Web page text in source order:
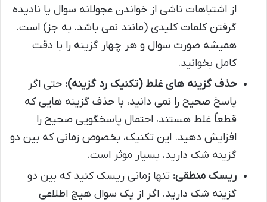
از اشتباهات ناشی از خواندن عجولانه سوال یا نادیده
گرفتن کلمات کلیدی (مانند نمی باشد، به جز) است.
همیشه صورت سوال و هر چهار گزینه را با دقت
کامل بخوانید.
حذف گزینه های غلط (تکنیک رد گزینه): حتی اگر
پاسخ صحیح را نمی دانید، با حذف گزینه هایی که
قطعاً غلط هستند، احتمال پاسخگویی صحیح را
افزایش دهید. این تکنیک، بخصوص زمانی که بین دو
گزینه شک دارید، بسیار موثر است.
ریسک منطقی: تنها زمانی ریسک کنید که بین دو
گزینه شک دارید. اگر از یک سوال هیچ اطلاعی